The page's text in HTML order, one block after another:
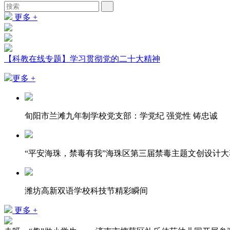
更多 +
【科教在线专题】学习贯彻党的二十大精神
更多 +
旬阳市兰滩九年制学校党支部：学党纪 强党性 铸忠诚
“平安海珠，禁毒有我”海珠区第三届禁毒主题文创设计
潍坊高新双语学校科技节精彩瞬间
更多 +